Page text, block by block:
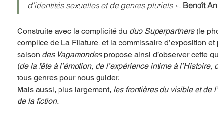
d’identités sexuelles et de genres pluriels ». Benoît
Construite avec la complicité du duo Superpartners (le
complice de La Filature, et la commissaire d’exposition et
saison des Vagamondes propose ainsi d’observer cette
(de la fête à l’émotion, de l’expérience intime à l’Histoire,
tous genres pour nous guider.
Mais aussi, plus largement, les frontières du visible et de
de la fiction.